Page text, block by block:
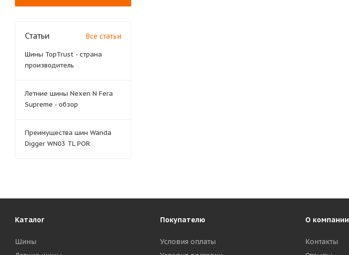
Статьи Все статьи
Шины TopTrust - страна
производитель
Летние шины Nexen N Fera
Supreme - обзор
Преимущества шин Wanda
Digger WN03 TL POR
Каталог
Шины
Покупателю
Условия оплаты
О компании
Контакты